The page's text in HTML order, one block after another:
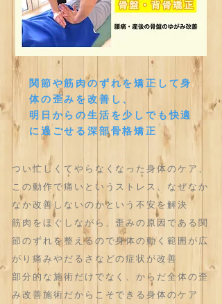
関節や筋肉のずれを矯正して身
体の歪みを改善し、
明日からの生活を少しでも快適
に過ごせる深部骨格矯正
つい忙しくてやらなくなった身体のケア、
この動作で痛いというストレス、なぜなか
なか改善しないのかという不安を解決
筋肉をほぐしながら、歪みの原因である関
節のずれを整えるので身体の動く範囲が広
がり痛みやだるさなどの症状が改善
部分的な施術だけでなく、からだ全体の歪
み改善施術だからこそできる身体のケア